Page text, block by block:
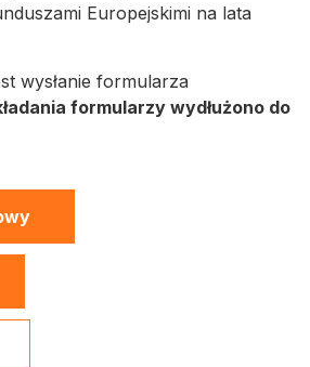
Europejskimi na lata
wysłanie formularza
formularzy wydłużono do